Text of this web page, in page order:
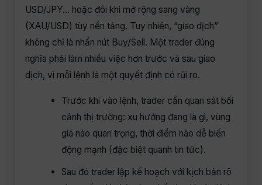
USD/JPY… hoặc đôi khi mở rộng sang vàng
(XAU/USD) tùy nền tảng. Tuy nhiên, “giao dịch”
không chỉ là nhấn nút Buy/Sell. Một trader đúng
nghĩa phải làm nhiều việc hơn trước và sau giao
dịch, vì mỗi lệnh là một quyết định có rủi ro.
Trước khi vào lệnh, trader cần quan sát bối
cảnh thị trường: xu hướng đang là gì, vùng
giá nào quan trọng, thời điểm nào dễ biến
động mạnh (đặc biệt quanh tin tức).
Sau đó trader lập kế hoạch với kịch bản rõ